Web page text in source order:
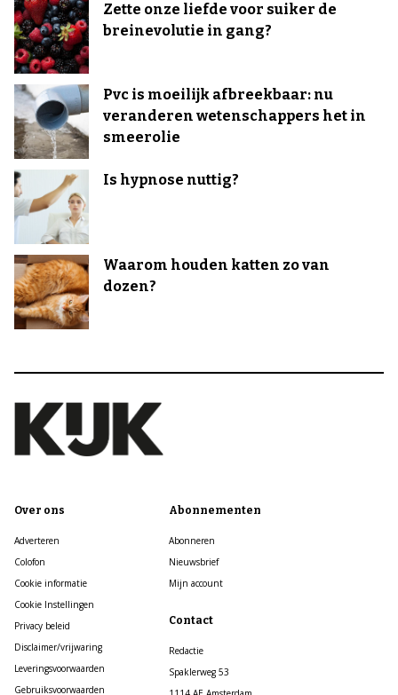
Zette onze liefde voor suiker de
breinevolutie in gang?
Pvc is moeilijk afbreekbaar: nu
veranderen wetenschappers het in
smeerolie
Is hypnose nuttig?
Waarom houden katten zo van
dozen?
Over ons
Adverteren
Colofon
Cookie informatie
Cookie Instellingen
Privacy beleid
Disclaimer/vrijwaring
Leveringsvoorwaarden
Gebruiksvoorwaarden
Abonnementen
Abonneren
Nieuwsbrief
Mijn account
Contact
Redactie
Spaklerweg 53